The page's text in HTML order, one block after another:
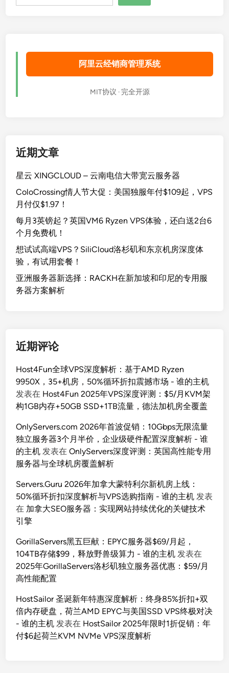
仅
$
1
阿里云经销商管理系统
MIT协议 · 完全开源
近期文章
星云 XINGCLOUD – 云南电信大带宽云服务器
ColoCrossing情人节大促：美国独服年付$109起，VPS
月付仅$1.97！
每月3英镑起？英国VM6 Ryzen VPS体验，还白送2台6
个月免费机！
想试试高端VPS？SiliCloud洛杉矶和东京机房深度体
验，有试用套餐！
亚洲服务器新选择：RACKH在新加坡和印尼的专用服
务器方案解析
近期评论
Host4Fun全球VPS深度解析：基于AMD Ryzen
9950X，35+机房，50%循环折扣震撼市场 - 谁的主机
发表在 Host4Fun 2025年VPS深度评测：$5/月KVM架
构1GB内存+50GB SSD+1TB流量，德法加机房全覆盖
OnlyServers.com 2026年首波促销：10Gbps无限流量
独立服务器3个月半价，企业级硬件配置深度解析 - 谁
的主机 发表在OnlyServers深度评测：英国高性能专用
服务器与全球机房覆盖解析
Servers.Guru 2026年加拿大蒙特利尔新机房上线：
50%循环折扣深度解析与VPS选购指南 - 谁的主机 发表
在 加拿大SEO服务器：实现网站持续优化的关键技术
引擎
GorillaServers黑五巨献：EPYC服务器$69/月起，
104TB存储$99，释放野兽级算力 - 谁的主机 发表在
2025年GorillaServers洛杉矶独立服务器优惠：$59/月
高性能配置
HostSailor 圣诞新年特惠深度解析：终身85%折扣+双
倍内存硬盘，荷兰AMD EPYC与美国SSD VPS终极对决
- 谁的主机 发表在 HostSailor 2025年限时1折促销：年
付$6起荷兰KVM NVMe VPS深度解析